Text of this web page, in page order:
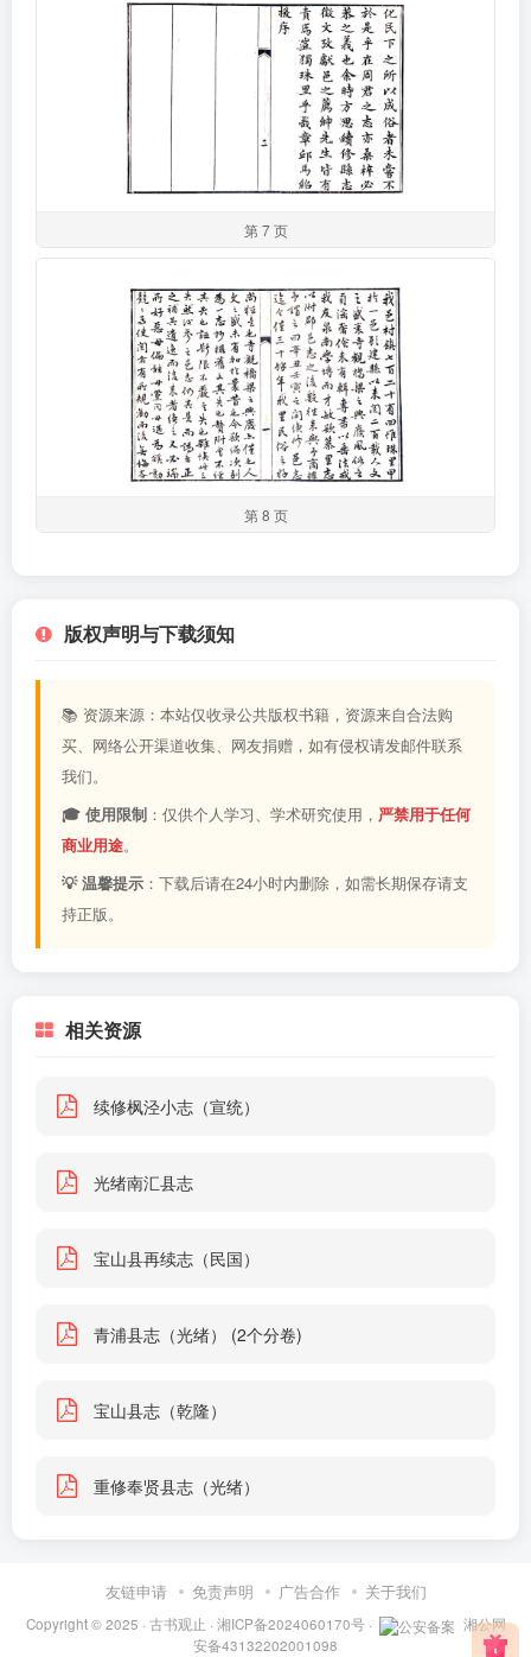
第 7 页
第 8 页
版权声明与下载须知
📚 资源来源：本站仅收录公共版权书籍，资源来自合法购
买、网络公开渠道收集、网友捐赠，如有侵权请发邮件联系
我们。
🎓 使用限制 ：仅供个人学习、学术研究使用， 严禁用于任何
商业用途。
💡 温馨提示 ：下载后请在24小时内删除，如需长期保存请支
持正版。
相关资源
续修枫泾小志（宣统）
光绪南汇县志
宝山县再续志（民国）
青浦县志（光绪） (2个分卷)
宝山县志（乾隆）
重修奉贤县志（光绪）
友链申请 免责声明 广告合作 关于我们
Copyright © 2025 · 古书观止 · 湘ICP备2024060170号·
湘公网
安备43132202001098